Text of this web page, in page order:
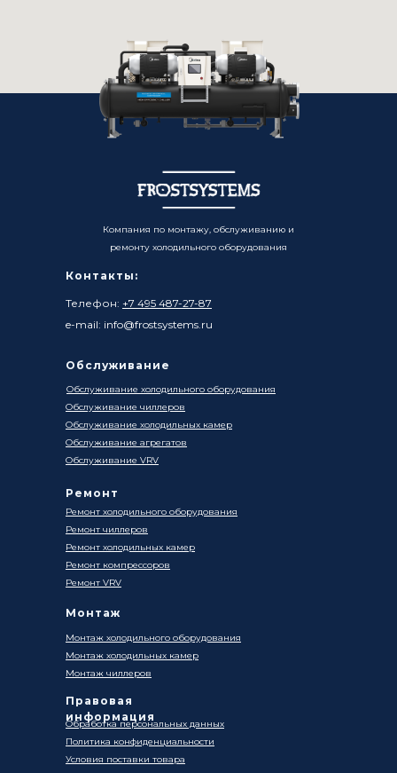
Контакты:
Телефон: +7 495 487-27-87
e-mail: info@frostsystems.ru
Ремонт
Обработка персональных данных
Политика конфиденциальности
Условия поставки товара
Компания по монтажу, обслуживанию и
ремонту холодильного оборудования
Ремонт холодильного оборудования
Ремонт чиллеров
Ремонт холодильных камер
Ремонт компрессоров
Ремонт VRV
Монтаж
Правовая
информация
Монтаж холодильного оборудования
Монтаж чиллеров
Монтаж холодильных камер
Обслуживание
Обслуживание холодильного оборудования
Обслуживание чиллеров
Обслуживание холодильных камер
Обслуживание агрегатов
Обслуживание VRV